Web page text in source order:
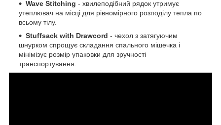
Wave Stitching - хвилеподібний рядок утримує
утеплювач на місці для рівномірного розподілу тепла по
всьому тілу.
Stuffsack with Drawcord - чехол з затягуючим
шнурком спрощує складання спального мішечка і
мінімізує розмір упаковки для зручності
транспортування.